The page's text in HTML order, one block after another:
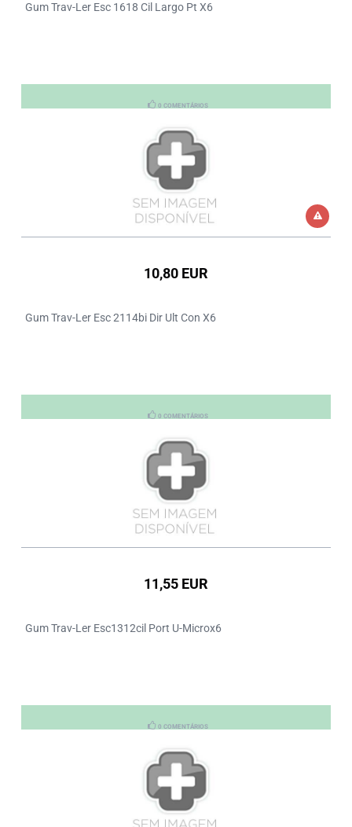
Gum Trav-Ler Esc 1618 Cil Largo Pt X6
0 COMENTÁRIOS
10,80 EUR
Gum Trav-Ler Esc 2114bi Dir Ult Con X6
0 COMENTÁRIOS
11,55 EUR
Gum Trav-Ler Esc1312cil Port U-Microx6
0 COMENTÁRIOS